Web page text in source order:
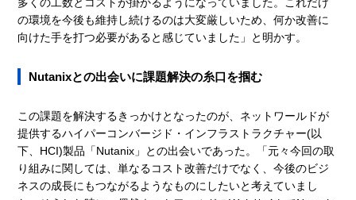
多くの工数とコストが掛かるようになっていました。これだけ
の環境を今後も維持し続けるのは大変厳しいため、何か改善に
向けた手を打つ必要があると感じていました」と明かす。
Nutanixとの出会いに課題解決の糸口を掴む
この課題を解決するきっかけとなったのが、ネットワールドが
提供するハイパーコンバージド・インフラストラクチャー(以
下、HCI)製品「Nutanix」との出会いであった。「元々今回の取
り組みに関しては、単なるコスト改善だけでなく、今後のビジ
ネスの成長にもつながるようなものにしたいと考えていまし